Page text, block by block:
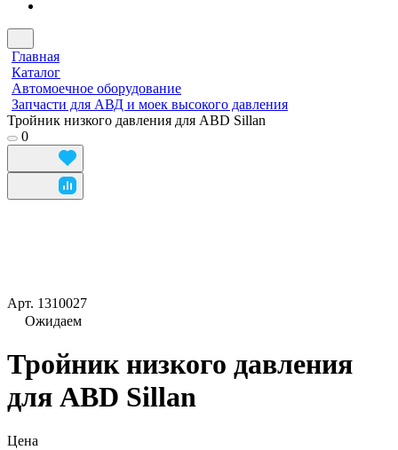
Главная
Каталог
Автомоечное оборудование
Запчасти для АВД и моек высокого давления
Тройник низкого давления для ABD Sillan
0
Арт. 1310027
Ожидаем
Тройник низкого давления
для ABD Sillan
Цена